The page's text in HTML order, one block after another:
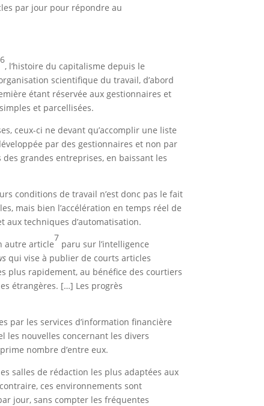
par jour pour répondre au
6
, l’histoire du capitalisme depuis le
scientifique du travail, d’abord
étant réservée aux gestionnaires et
et parcellisées.
ceux-ci ne devant qu’accomplir une liste
par des gestionnaires et non par
grandes entreprises, en baissant les
conditions de travail n’est donc pas le fait
mais bien l’accélération en temps réel de
techniques d’automatisation.
autre article
7
paru sur l’intelligence
qui vise à publier de courts articles
plus rapidement, au bénéfice des courtiers
étrangères. […] Les progrès
par les services d’information financière
les nouvelles concernant les divers
nombre d’entre eux.
salles de rédaction les plus adaptées aux
ces environnements sont
jour, sans compter les fréquentes